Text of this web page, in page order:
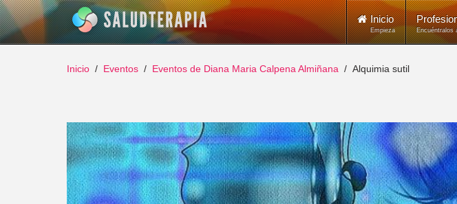
Inicio
Empieza Encuéntralos
Inicio Eventos Eventos de Diana Maria Calpena Almiñana Alquimia sutil